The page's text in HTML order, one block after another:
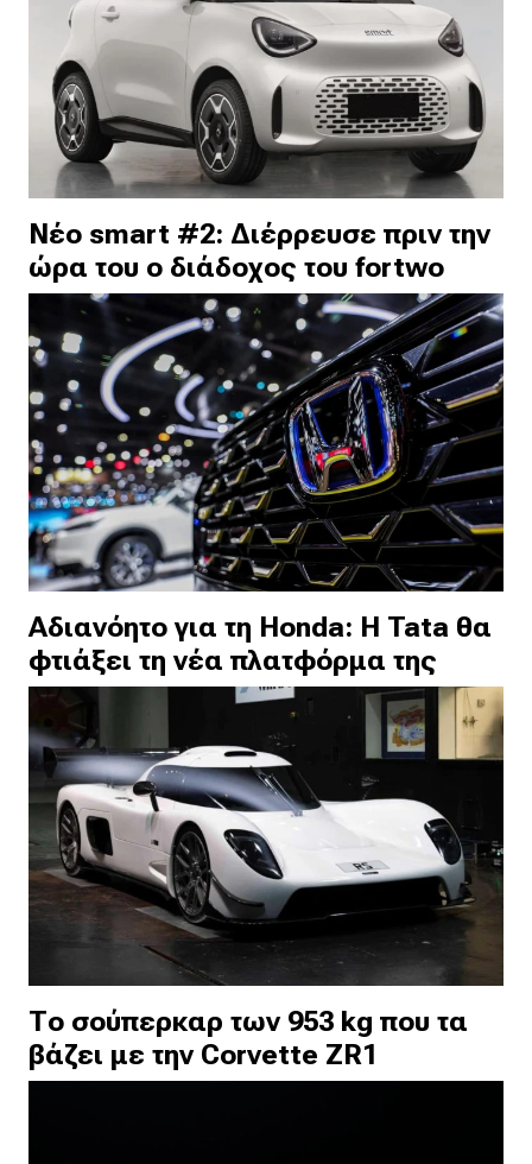
Νέο smart #2: Διέρρευσε πριν την
ώρα του ο διάδοχος του fortwo
Αδιανόητο για τη Honda: Η Tata θα
φτιάξει τη νέα πλατφόρμα της
Το σούπερκαρ των 953 kg που τα
βάζει με την Corvette ZR1